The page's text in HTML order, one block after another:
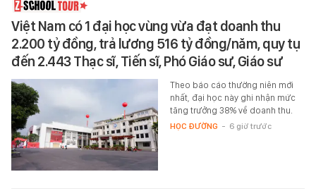
Việt Nam có 1 đại học vùng vừa đạt doanh thu
2.200 tỷ đồng, trả lương 516 tỷ đồng/năm, quy tụ
đến 2.443 Thạc sĩ, Tiến sĩ, Phó Giáo sư, Giáo sư
Theo báo cáo thường niên mới
nhất, đại học này ghi nhận mức
tăng trưởng 38% về doanh thu.
HỌC ĐƯỜNG - 6 giờ trước